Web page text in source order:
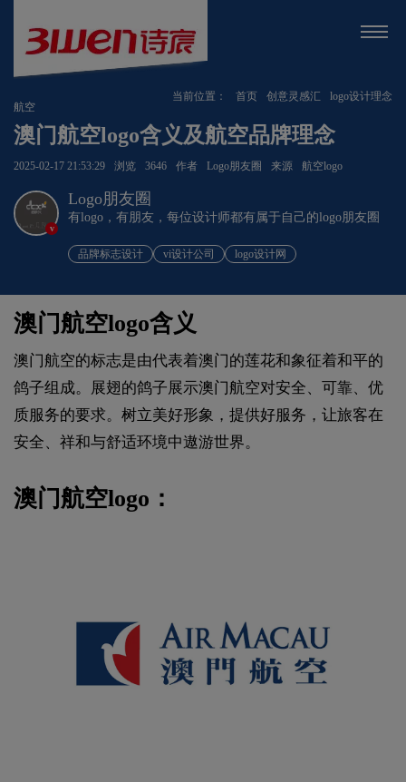
当前位置： 首页 创意灵感汇
logo设计理念
航空
澳门航空logo含义及航空品牌理念
2025-02-17 21:53:29 浏览 3646 作者 Logo朋友圈 来源 航空logo
v
Logo朋友圈
有logo，有朋友，每位设计师都有属于自己的logo朋友圈
品牌标志设计 vi设计公司 logo设计网
澳门航空logo含义
澳门航空的标志是由代表着澳门的莲花和象征着和平的
鸽子组成。展翅的鸽子展示澳门航空对安全、可靠、优
质服务的要求。树立美好形象，提供好服务，让旅客在
安全、祥和与舒适环境中遨游世界。
澳门航空logo：